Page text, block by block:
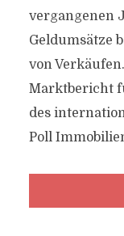
vergangenen
Geldumsätze
von
Marktbericht
des
Poll